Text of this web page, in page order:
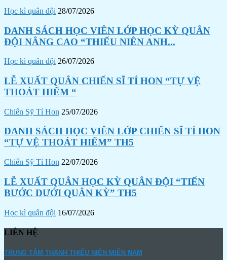
Học kì quân đội 28/07/2026
DANH SÁCH HỌC VIÊN LỚP HỌC KỲ QUÂN
ĐỘI NÂNG CAO “THIẾU NIÊN ANH...
Học kì quân đội 26/07/2026
LỄ XUẤT QUÂN CHIẾN SĨ TÍ HON “TỰ VỆ
THOÁT HIỂM “
Chiến Sỹ Tí Hon 25/07/2026
DANH SÁCH HỌC VIÊN LỚP CHIẾN SĨ TÍ HON
“TỰ VỆ THOÁT HIỂM” TH5
Chiến Sỹ Tí Hon 22/07/2026
LỄ XUẤT QUÂN HỌC KỲ QUÂN ĐỘI “TIẾN
BƯỚC DƯỚI QUÂN KỲ” TH5
Học kì quân đội 16/07/2026
LIÊN HỆ
TRUNG TÂM THANH THIẾU NIÊN MIỀN NAM